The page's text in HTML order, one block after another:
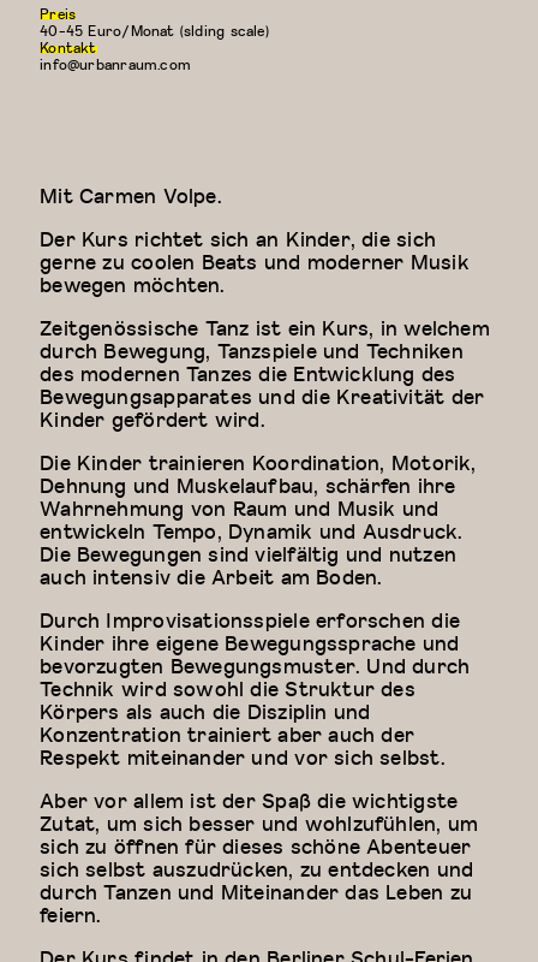
Mit Carmen Volpe.
Der Kurs richtet sich an Kinder, die sich
gerne zu coolen Beats und moderner Musik
bewegen möchten.
Zeitgenössische Tanz ist ein Kurs, in welchem
durch Bewegung, Tanzspiele und Techniken
des modernen Tanzes die Entwicklung des
Bewegungsapparates und die Kreativität der
Kinder gefördert wird.
Die Kinder trainieren Koordination, Motorik,
Dehnung und Muskelaufbau, schärfen ihre
Wahrnehmung von Raum und Musik und
entwickeln Tempo, Dynamik und Ausdruck.
Die Bewegungen sind vielfältig und nutzen
auch intensiv die Arbeit am Boden.
Durch Improvisationsspiele erforschen die
Kinder ihre eigene Bewegungssprache und
bevorzugten Bewegungsmuster. Und durch
Technik wird sowohl die Struktur des
Körpers als auch die Disziplin und
Konzentration trainiert aber auch der
Respekt miteinander und vor sich selbst.
Aber vor allem ist der Spaß die wichtigste
Zutat, um sich besser und wohlzufühlen, um
sich zu öffnen für dieses schöne Abenteuer
sich selbst auszudrücken, zu entdecken und
durch Tanzen und Miteinander das Leben zu
feiern.
Preis
40-45 Euro/Monat (slding scale)
Kontakt
info@urbanraum.com